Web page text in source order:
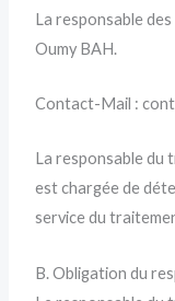
La responsable
Oumy BAH.
Contact-Mail :
La responsable du
est chargée de
service du
B. Obligation du